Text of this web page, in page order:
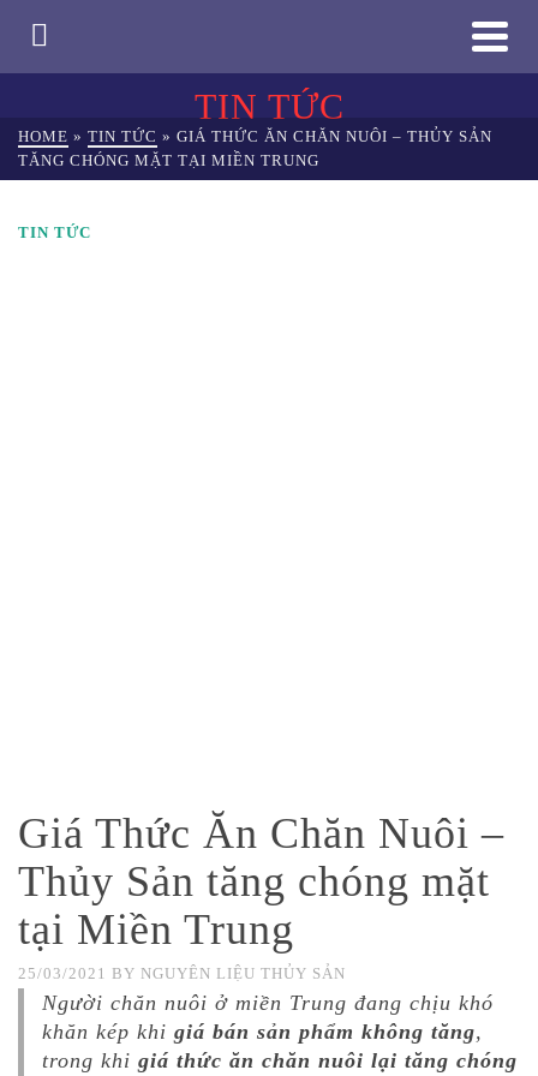
TIN TỨC
HOME » TIN TỨC » GIÁ THỨC ĂN CHĂN NUÔI – THỦY SẢN
TĂNG CHÓNG MẶT TẠI MIỀN TRUNG
TIN TỨC
Giá Thức Ăn Chăn Nuôi –
Thủy Sản tăng chóng mặt
tại Miền Trung
25/03/2021 BY NGUYÊN LIỆU THỦY SẢN
Người chăn nuôi ở miền Trung đang chịu khó
khăn kép khi giá bán sản phẩm không tăng,
trong khi giá thức ăn chăn nuôi lại tăng chóng